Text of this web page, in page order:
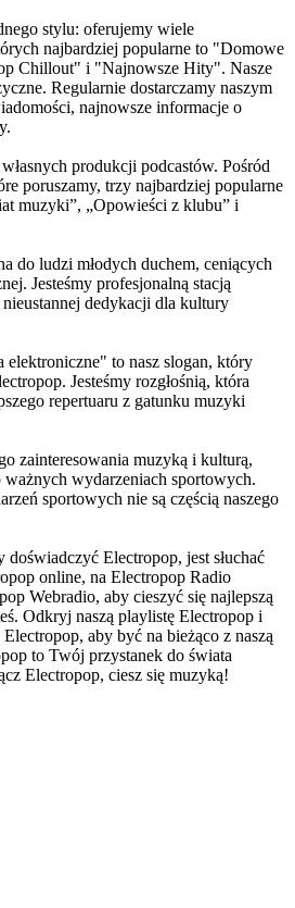
stylu: oferujemy wiele
najbardziej popularne to "Domowe
Chillout" i "Najnowsze Hity". Nasze
Regularnie dostarczamy naszym
najnowsze informacje o
produkcji podcastów. Pośród
poruszamy, trzy najbardziej popularne
muzyki”, „Opowieści z klubu” i
do ludzi młodych duchem, ceniących
Jesteśmy profesjonalną stacją
nieustannej dedykacji dla kultury
elektroniczne" to nasz slogan, który
Jesteśmy rozgłośnią, która
repertuaru z gatunku muzyki
zainteresowania muzyką i kulturą,
wydarzeniach sportowych.
sportowych nie są częścią naszego
doświadczyć Electropop, jest słuchać
online, na Electropop Radio
Webradio, aby cieszyć się najlepszą
Odkryj naszą playlistę Electropop i
aby być na bieżąco z naszą
to Twój przystanek do świata
Electropop, ciesz się muzyką!